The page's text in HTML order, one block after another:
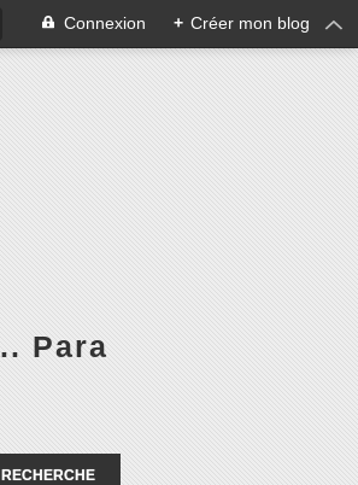
Connexion + Créer mon blog
Para